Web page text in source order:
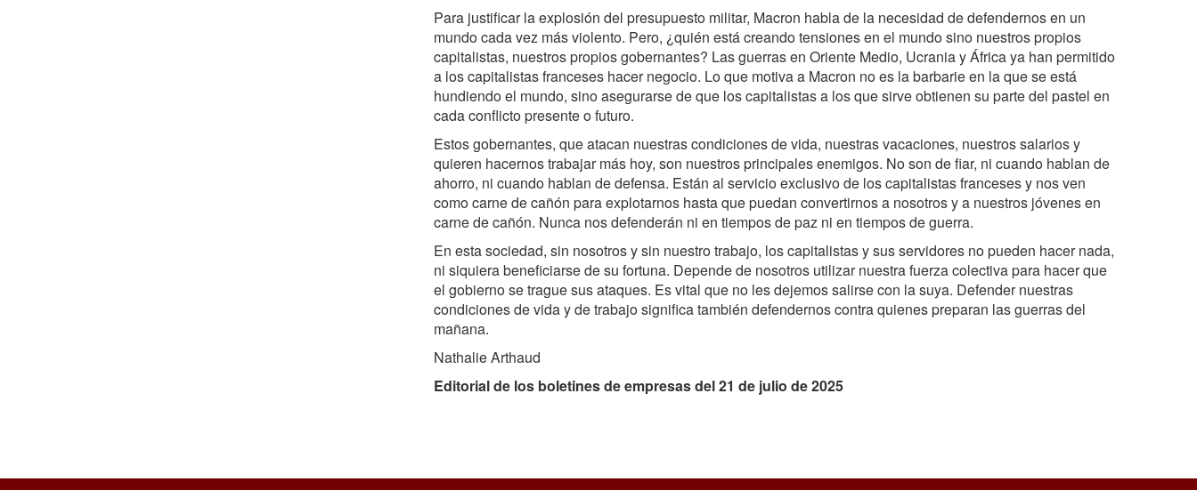
Para justificar la explosión del presupuesto militar, Macron habla de la necesidad de defendernos en un
mundo cada vez más violento. Pero, ¿quién está creando tensiones en el mundo sino nuestros propios
capitalistas, nuestros propios gobernantes? Las guerras en Oriente Medio, Ucrania y África ya han permitido
a los capitalistas franceses hacer negocio. Lo que motiva a Macron no es la barbarie en la que se está
hundiendo el mundo, sino asegurarse de que los capitalistas a los que sirve obtienen su parte del pastel en
cada conflicto presente o futuro.
Estos gobernantes, que atacan nuestras condiciones de vida, nuestras vacaciones, nuestros salarios y
quieren hacernos trabajar más hoy, son nuestros principales enemigos. No son de fiar, ni cuando hablan de
ahorro, ni cuando hablan de defensa. Están al servicio exclusivo de los capitalistas franceses y nos ven
como carne de cañón para explotarnos hasta que puedan convertirnos a nosotros y a nuestros jóvenes en
carne de cañón. Nunca nos defenderán ni en tiempos de paz ni en tiempos de guerra.
En esta sociedad, sin nosotros y sin nuestro trabajo, los capitalistas y sus servidores no pueden hacer nada,
ni siquiera beneficiarse de su fortuna. Depende de nosotros utilizar nuestra fuerza colectiva para hacer que
el gobierno se trague sus ataques. Es vital que no les dejemos salirse con la suya. Defender nuestras
condiciones de vida y de trabajo significa también defendernos contra quienes preparan las guerras del
mañana.
Nathalie Arthaud
Editorial de los boletines de empresas del 21 de julio de 2025